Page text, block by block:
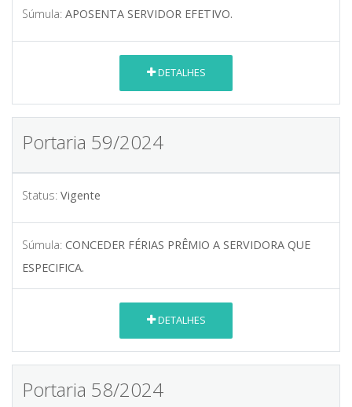
Súmula: APOSENTA SERVIDOR EFETIVO.
DETALHES
Portaria 59/2024
Status: Vigente
Súmula: CONCEDER FÉRIAS PRÊMIO A SERVIDORA QUE
ESPECIFICA.
DETALHES
Portaria 58/2024